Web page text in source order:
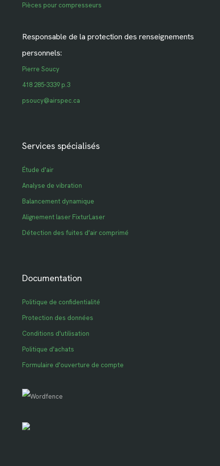
Pièces pour compresseurs
Responsable de la protection des renseignements
personnels:
Pierre Soucy
418 285-3339 p.3
psoucy@airspec.ca
Services spécialisés
Étude d'air
Analyse de vibration
Balancement dynamique
Alignement laser FixturLaser
Détection des fuites d'air comprimé
Documentation
Politique de confidentialité
Protection des données
Conditions d'utilisation
Politique d'achats
Formulaire d'ouverture de compte